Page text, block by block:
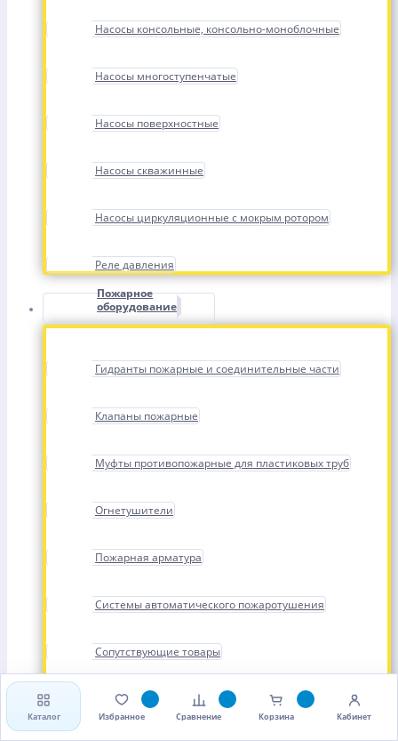
Насосы консольные, консольно-моноблочные
Насосы многоступенчатые
Насосы поверхностные
Насосы скважинные
Насосы циркуляционные с мокрым ротором
Реле давления
Пожарное
оборудование
Гидранты пожарные и соединительные части
Клапаны пожарные
Муфты противопожарные для пластиковых труб
Огнетушители
Пожарная арматура
Системы автоматического пожаротушения
Сопутствующие товары
Стволы, рукава и головки пожарные
Каталог Избранное Сравнение Корзина Кабинет